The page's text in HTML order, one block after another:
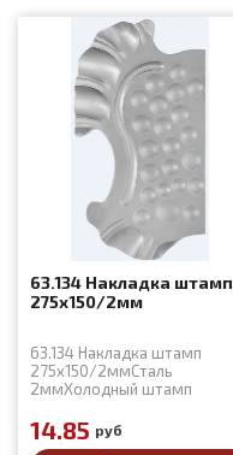
63.134 Накладка штамп
275x150/2мм
63.134 Накладка штамп
275x150/2ммСталь
2ммХолодный штамп
14.85 руб